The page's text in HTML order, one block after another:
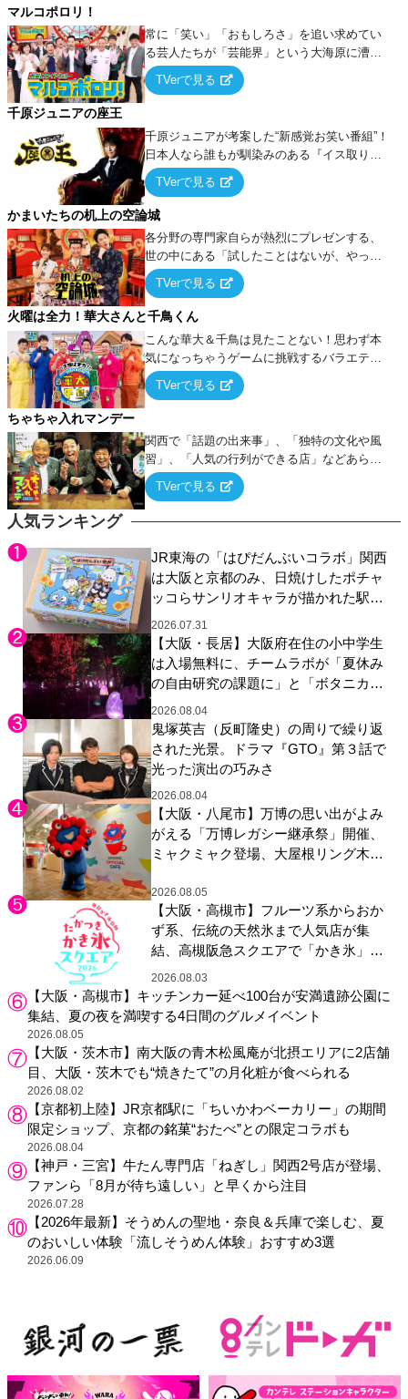
人気ランキング
JR東海の「はぴだんぶいコラボ」関西
は大阪と京都のみ、日焼けしたポチャ
ッコらサンリオキャラが描かれた駅弁
やグッズが登場
2026.07.31
【大阪・長居】大阪府在住の小中学生
は入場無料に、チームラボが「夏休み
の自由研究の課題に」と「ボタニカル
ガーデン 大阪」へ招待
2026.08.04
鬼塚英吉（反町隆史）の周りで繰り返
された光景。ドラマ『GTO』第３話で
光った演出の巧みさ
2026.08.04
【大阪・八尾市】万博の思い出がよみ
がえる「万博レガシー継承祭」開催、
ミャクミャク登場、大屋根リング木材
展示も
2026.08.05
【大阪・高槻市】フルーツ系からおか
ず系、伝統の天然氷まで人気店が集
結、高槻阪急スクエアで「かき氷」祭
り
2026.08.03
【大阪・高槻市】キッチンカー延べ100台が安満遺跡公園に
集結、夏の夜を満喫する4日間のグルメイベント
2026.08.05
【大阪・茨木市】南大阪の青木松風庵が北摂エリアに2店舗
目、大阪・茨木でも“焼きたて”の月化粧が食べられる
2026.08.02
【京都初上陸】JR京都駅に「ちいかわベーカリー」の期間
限定ショップ、京都の銘菓“おたべ”との限定コラボも
2026.08.04
【神戸・三宮】牛たん専門店「ねぎし」関西2号店が登場、
ファンら「8月が待ち遠しい」と早くから注目
2026.07.28
【2026年最新】そうめんの聖地・奈良＆兵庫で楽しむ、夏
のおいしい体験「流しそうめん体験」おすすめ3選
2026.06.09
マルコポロリ！
常に「笑い」「おもしろさ」を追い求めてい
る芸人たちが「芸能界」という大海原に漕ぎ
出でて、新たなオモシロ人間を発掘する！
TVerで見る
千原ジュニアの座王
千原ジュニアが考案した“新感覚お笑い番組”！
日本人なら誰もが馴染みのある『イス取りゲ
ーム』をベースに、大喜利・ギャグ・モノボ
ケ・歌…など様々なお題で芸人がショートネ
タを競い合う！
TVerで見る
かまいたちの机上の空論城
各分野の専門家自らが熱烈にプレゼンする、
世の中にある「試したことはないが、やって
みたらこうなる！…ハズ」という“机上の空
論”に若手芸人らがカラダを張って挑む！
TVerで見る
火曜は全力！華大さんと千鳥くん
こんな華大＆千鳥は見たことない！思わず本
気になっちゃうゲームに挑戦するバラエティ
ー！
TVerで見る
ちゃちゃ入れマンデー
関西で「話題の出来事」、「独特の文化や風
習」、「人気の行列ができる店」などあらゆ
るテーマについて好き放題にちゃちゃを入れ
ていく関西色を前面に押し出したトークバラ
TVerで見る